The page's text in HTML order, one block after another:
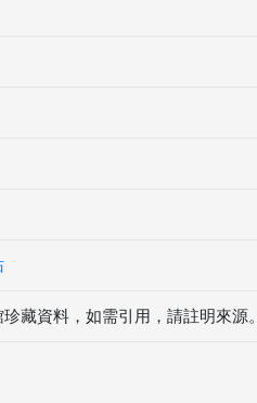
藏資料，如需引用，請註明來源。